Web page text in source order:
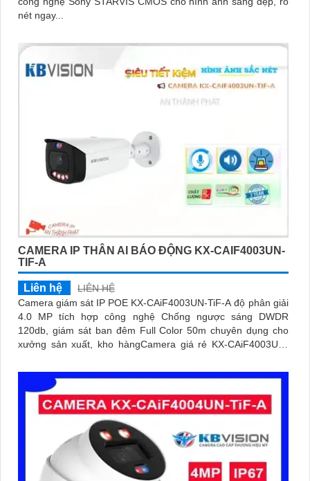
nét ngay...
CAMERA IP THÂN AI BÁO ĐỘNG KX-CAIF4003UN-
TIF-A
Liên hệ
LIÊN HỆ
Camera giám sát IP POE KX-CAiF4003UN-TiF-A độ phân giải
4.0 MP tích hợp công nghệ Chống ngược sáng DWDR
120db, giám sát ban đêm Full Color 50m chuyên dụng cho
xưởng sản xuất, kho hàngCamera giá rẻ KX-CAiF4003UN-